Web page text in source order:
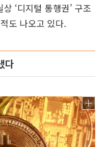
‘디지털 통행권’ 구조
도 나오고 있다.
다